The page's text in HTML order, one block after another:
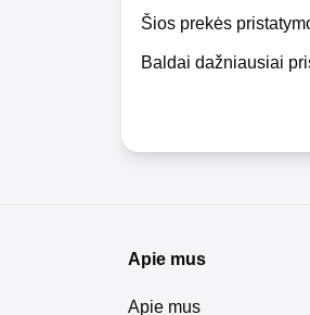
Šios prekės
Baldai dažniausiai
Apie mus
Apie mus